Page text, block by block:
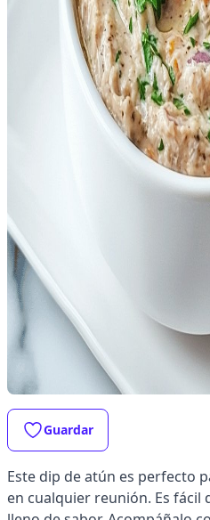
Guardar
Este dip de atún es perfecto
en cualquier reunión. Es fácil